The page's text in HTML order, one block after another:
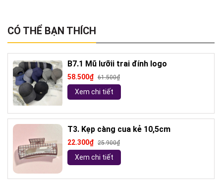
CÓ THỂ BẠN THÍCH
B7.1 Mũ lưỡii trai đính logo
58.500₫ 61.500₫
Xem chi tiết
T3. Kẹp càng cua kẻ 10,5cm
22.300₫ 25.900₫
Xem chi tiết